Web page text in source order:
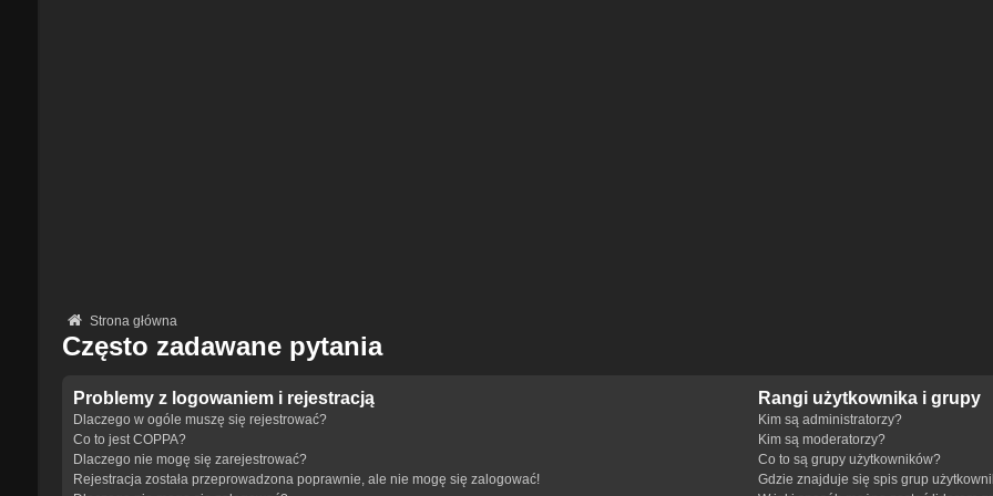
Strona główna
Często zadawane pytania
Problemy z logowaniem i rejestracją
Dlaczego w ogóle muszę się rejestrować?
Co to jest COPPA?
Dlaczego nie mogę się zarejestrować?
Rejestracja została przeprowadzona poprawnie, ale nie mogę się zalogować!
Rangi użytkownika i grupy
Kim są administratorzy?
Kim są moderatorzy?
Co to są grupy użytkowników?
Gdzie znajduje się spis grup